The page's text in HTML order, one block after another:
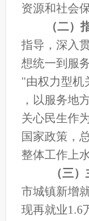
资源和社会
（二）
指导，深入
想统一到服
"由权力型机
，以服务地
关心民生作
国家政策，
整体工作上
（三
市城镇新增
现再就业1.6